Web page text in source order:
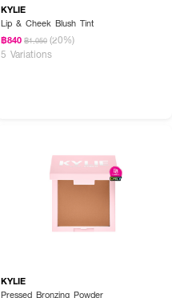
KYLIE
Lip & Cheek Blush Tint
฿840 ฿1,050 (20%)
5 Variations
KYLIE
Pressed Bronzing Powder